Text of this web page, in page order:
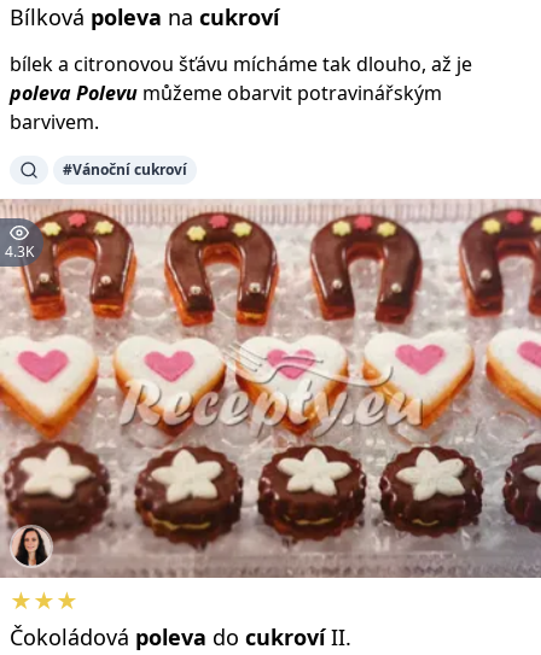
Bílková poleva na cukroví
bílek a citronovou šťávu mícháme tak dlouho, až je
polevaPolevu můžeme obarvit potravinářským
barvivem.
#Vánoční cukroví
4.3K
★★★
Čokoládová poleva do cukrovíII.